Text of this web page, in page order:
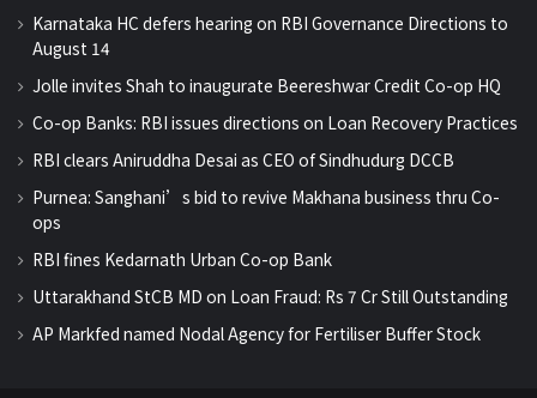
Karnataka HC defers hearing on RBI Governance Directions to
August 14
Jolle invites Shah to inaugurate Beereshwar Credit Co-op HQ
Co-op Banks: RBI issues directions on Loan Recovery Practices
RBI clears Aniruddha Desai as CEO of Sindhudurg DCCB
Purnea: Sanghani’s bid to revive Makhana business thru Co-
ops
RBI fines Kedarnath Urban Co-op Bank
Uttarakhand StCB MD on Loan Fraud: Rs 7 Cr Still Outstanding
AP Markfed named Nodal Agency for Fertiliser Buffer Stock